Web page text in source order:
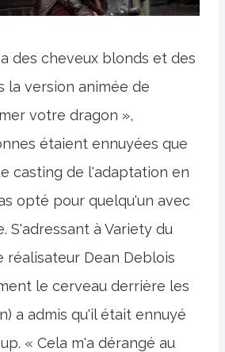
des cheveux blonds et des
la version animée de
votre dragon »,
étaient ennuyées que
casting de l'adaptation en
opté pour quelqu'un avec
S'adressant à Variety du
réalisateur Dean Deblois
le cerveau derrière les
a admis qu'il était ennuyé
« Cela m'a dérangé au